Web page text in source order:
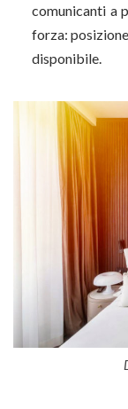
comunicanti a
forza:
disponibile.